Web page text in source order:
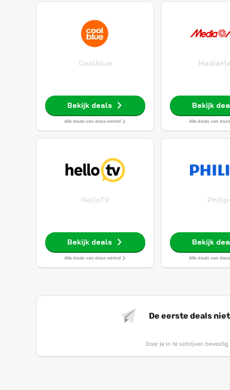
Coolblue
Bekijk deals
Alle deals van deze winkel
Bekijk
Alle deals van
HelloTV
Bekijk deals
Alle deals van deze winkel
Bekijk
Alle deals van
De eerste deals
Door je in te schrijven